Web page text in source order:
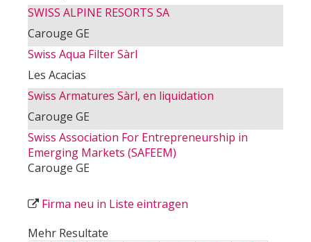
SWISS ALPINE RESORTS SA
Carouge GE
Swiss Aqua Filter Sàrl
Les Acacias
Swiss Armatures Sàrl, en liquidation
Carouge GE
Swiss Association For Entrepreneurship in
Emerging Markets (SAFEEM)
Carouge GE
Firma neu in Liste eintragen
Mehr Resultate